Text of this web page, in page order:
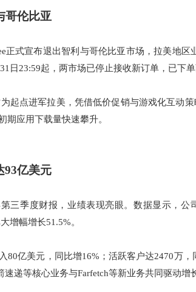
哥伦比亚
正式宣布退出智利与哥伦比亚市场，拉美地区
日23:59起，两市场已停止接收新订单，已下
起点进军拉美，凭借低价促销与游戏化互动
期应用下载量快速攀升。
93亿美元
三季度财报，业绩表现亮眼。数据显示，公
增幅增长51.5%。
80亿美元，同比增16%；活跃客户达2470万，
速递等核心业务与Farfetch等新业务共同驱动增